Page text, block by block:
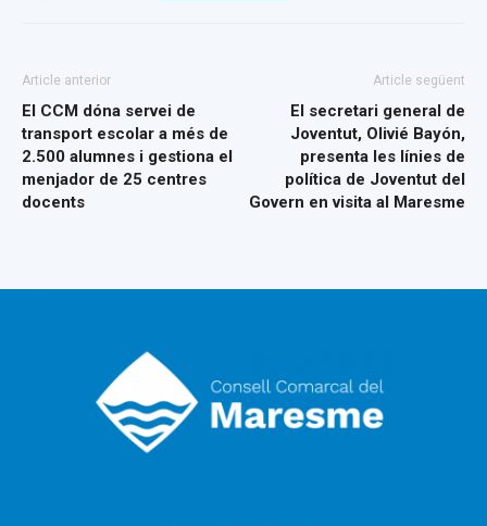
Article anterior
El CCM dóna servei de
transport escolar a més de
2.500 alumnes i gestiona el
menjador de 25 centres
docents
Article següent
El secretari general de
Joventut, Olivié Bayón,
presenta les línies de
política de Joventut del
Govern en visita al Maresme